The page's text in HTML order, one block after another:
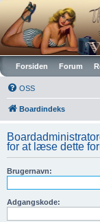
Vintagehifi.dk
Forsiden Forum
OSS
Boardindeks
for at læse dette
Brugernavn:
Adgangskode: